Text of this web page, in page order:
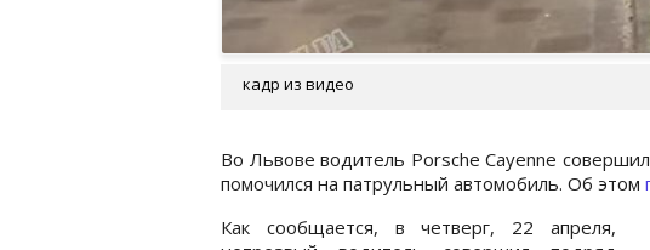
кадр из видео
Во Львове водитель Porsche Cayenne
помочился на патрульный автомобиль. Об этом
Как сообщается, в четверг, 22 апреля,